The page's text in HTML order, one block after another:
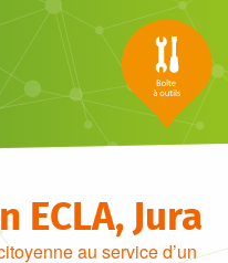
ECLA, Jura
au service d’un